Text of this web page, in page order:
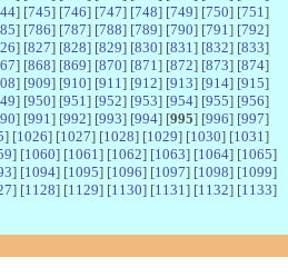
] [745] [746] [747] [748] [749] [750] [751 ]
] [786] [787] [788] [789] [790] [791 ] [792]
] [827] [828] [829] [830] [831 ] [832] [833]
] [868] [869] [870] [871 ] [872] [873] [874]
] [909] [910] [911 ] [912] [913] [914] [915]
] [950] [951 ] [952] [953] [954] [955] [956]
] [991 ] [992] [993] [994] [995] [996] [997]
] [1026] [1027] [1028] [1029] [1030] [1031 ]
] [1060] [1061 ] [1062] [1063] [1064] [1065]
] [1094] [1095] [1096] [1097] [1098] [1099]
] [1128] [1129] [1130] [1131 ] [1132] [1133]